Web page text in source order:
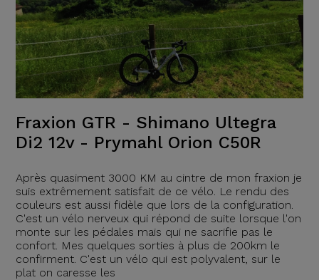
Fraxion GTR - Shimano Ultegra
Di2 12v - Prymahl Orion C50R
Après quasiment 3000 KM au cintre de mon fraxion je
suis extrêmement satisfait de ce vélo. Le rendu des
couleurs est aussi fidèle que lors de la configuration.
C'est un vélo nerveux qui répond de suite lorsque l'on
monte sur les pédales mais qui ne sacrifie pas le
confort. Mes quelques sorties à plus de 200km le
confirment. C'est un vélo qui est polyvalent, sur le
plat on caresse les